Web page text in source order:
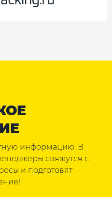
информацию. В
свяжутся с
и подготовят